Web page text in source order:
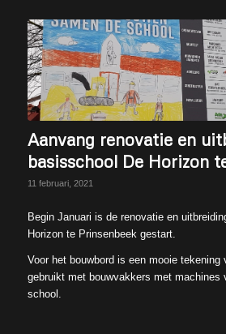
Aanvang renovatie en
basisschool De Horizon
11 februari, 2021
Begin Januari is de renovatie en
Horizon te Prinsenbeek gestart.
Voor het bouwbord is een mooie tekening
gebruikt met bouwvakkers met machines
school.